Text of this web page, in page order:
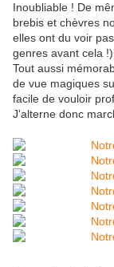
Inoubliable ! De
brebis et chèvres
elles ont du voir
genres avant cela !).
Tout aussi
de vue magiques
facile de vouloir
J'alterne donc